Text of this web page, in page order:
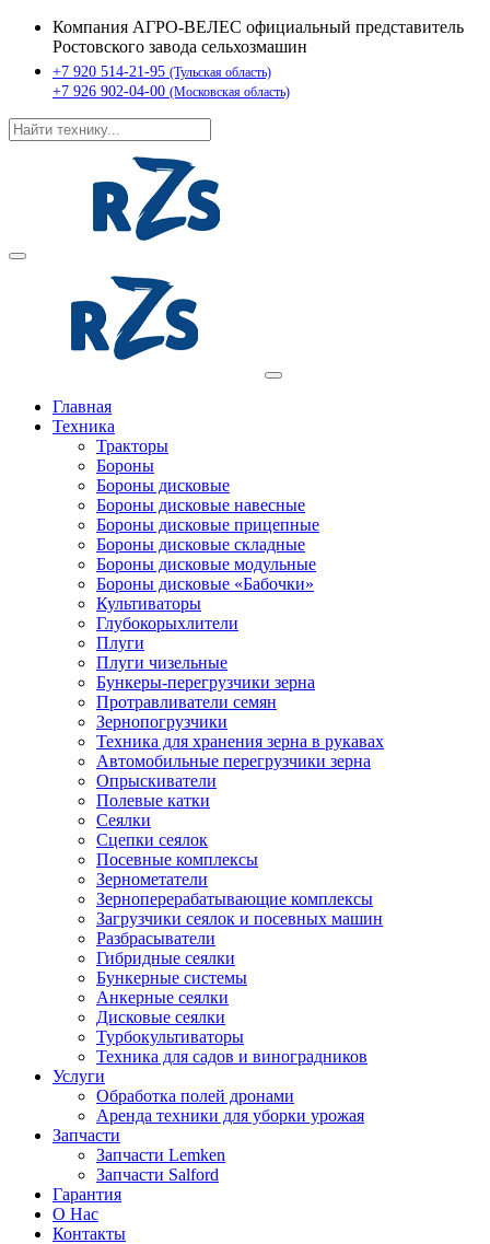
Компания АГРО-ВЕЛЕС официальный представитель
Ростовского завода сельхозмашин
+7 920 514-21-95 (Тульская область)
+7 926 902-04-00 (Московская область)
Главная
Техника
Тракторы
Бороны
Бороны дисковые
Бороны дисковые навесные
Бороны дисковые прицепные
Бороны дисковые складные
Бороны дисковые модульные
Бороны дисковые «Бабочки»
Культиваторы
Глубокорыхлители
Плуги
Плуги чизельные
Бункеры-перегрузчики зерна
Протравливатели семян
Зернопогрузчики
Техника для хранения зерна в рукавах
Автомобильные перегрузчики зерна
Опрыскиватели
Полевые катки
Сеялки
Сцепки сеялок
Посевные комплексы
Зернометатели
Зерноперерабатывающие комплексы
Загрузчики сеялок и посевных машин
Разбрасыватели
Гибридные сеялки
Бункерные системы
Анкерные сеялки
Дисковые сеялки
Турбокультиваторы
Техника для садов и виноградников
Услуги
Обработка полей дронами
Аренда техники для уборки урожая
Запчасти
Запчасти Lemken
Запчасти Salford
Гарантия
О Нас
Контакты